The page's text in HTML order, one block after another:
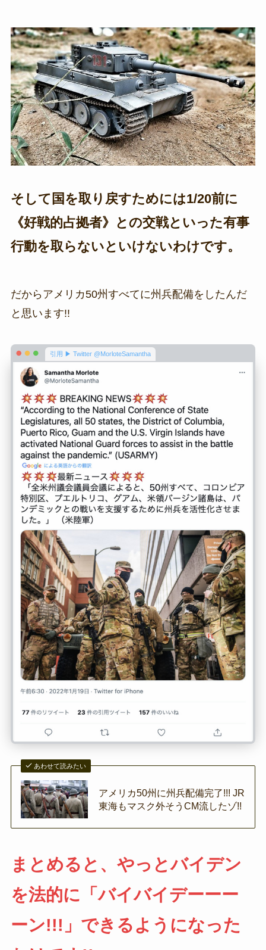
そして国を取り戻すためには1/20前に
《好戦的占拠者》との交戦といった有事
行動を取らないといけないわけです。
だからアメリカ50州すべてに州兵配備をしたんだ
と思います!!
引用 ▶ Twitter @MorloteSamantha
あわせて読みたい
アメリカ50州に州兵配備完了!!! JR
東海もマスク外そうCM流したゾ!!
まとめると、やっとバイデン
を法的に「バイバイデーーー
ーン!!!」できるようになった